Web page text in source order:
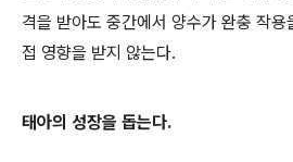
격을 받아도 중간에서 양수가 완충 작용
접 영향을 받지 않는다.
태아의 성장을 돕는다.